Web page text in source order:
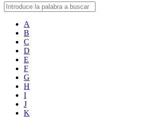
A
B
C
D
E
F
G
H
I
J
K